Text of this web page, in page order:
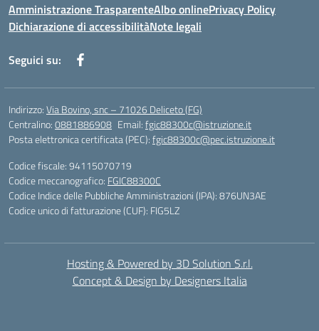
Amministrazione TrasparenteAlbo onlinePrivacy Policy
Dichiarazione di accessibilitàNote legali
Seguici su:
Indirizzo:Via Bovino, snc – 71026 Deliceto (FG)
Centralino:0881886908 Email:fgic88300c@istruzione.it
Posta elettronica certificata (PEC):fgic88300c@pec.istruzione.it
Codice fiscale: 94115070719
Codice meccanografico: FGIC88300C
Codice Indice delle Pubbliche Amministrazioni (IPA): 876UN3AE
Codice unico di fatturazione (CUF): FIG5LZ
Hosting & Powered by 3D Solution S.r.l.
Concept & Design by Designers Italia